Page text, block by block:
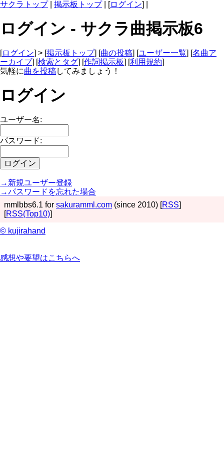
サクラトップ| 掲示板トップ| [ログイン] |
ログイン - サクラ曲掲示板6
[ログイン] > [掲示板トップ] [曲の投稿] [ユーザー一覧] [名曲ア
ーカイブ] [検索とタグ] [作詞掲示板] [利用規約]
気軽に曲を投稿してみましょう！
ログイン
ユーザー名:
パスワード:
→新規ユーザー登録
→パスワードを忘れた場合
mmlbbs6.1 for sakuramml.com (since 2010) [RSS]
[RSS(Top10)]
© kujirahand
感想や要望はこちらへ